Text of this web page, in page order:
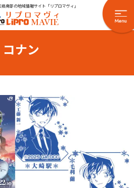
南部の地域情報サイト「リプロマヴィ」
コナン